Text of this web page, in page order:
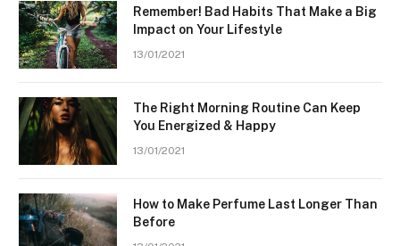
Remember! Bad Habits That Make a Big
Impact on Your Lifestyle
13/01/2021
The Right Morning Routine Can Keep
You Energized & Happy
13/01/2021
How to Make Perfume Last Longer Than
Before